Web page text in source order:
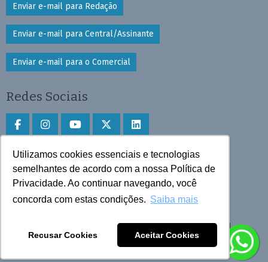
Utilizamos cookies essenciais e tecnologias
semelhantes de acordo com a nossa Política de
Privacidade. Ao continuar navegando, você
concorda com estas condições. Saiba mais
Recusar Cookies Aceitar Cookies
Enviar e-mail para Redação
Enviar e-mail para Central/Assinante
Enviar e-mail para o Comercial
Redes Sociais
Faça download do aplicativo
Play Store e App Store
Todos os direitos reservados © 2025 Cruzeiro do Sul